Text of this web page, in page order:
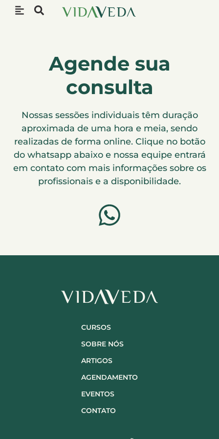
Agende sua
consulta
Nossas sessões individuais têm duração
aproximada de uma hora e meia, sendo
realizadas de forma online. Clique no botão
do whatsapp abaixo e nossa equipe entrará
em contato com mais informações sobre os
profissionais e a disponibilidade.
CURSOS
SOBRE NÓS
ARTIGOS
AGENDAMENTO
EVENTOS
CONTATO